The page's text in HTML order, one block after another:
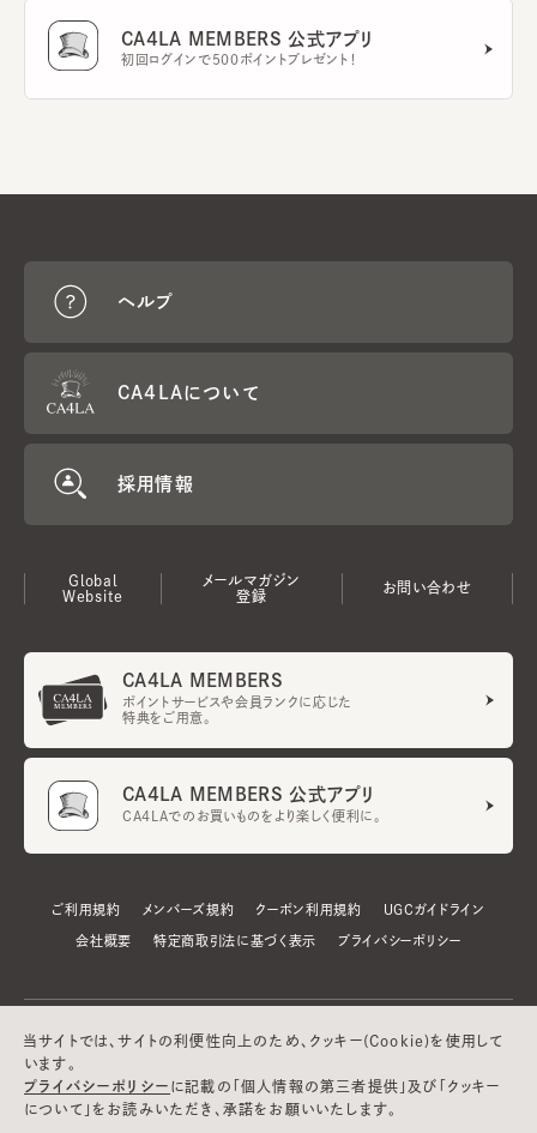
CA4LA MEMBERS 公式アプリ
初回ログインで500ポイントプレゼント！
ヘルプ
CA4LAについて
採用情報
Global
Website
メールマガジン
登録
お問い合わせ
CA4LA MEMBERS
ポイントサービスや会員ランクに応じた
特典をご用意。
CA4LA MEMBERS 公式アプリ
CA4LAでのお買いものをより楽しく便利に。
ご利用規約 メンバーズ規約 クーポン利用規約 UGCガイドライン
会社概要 特定商取引法に基づく表示 プライバシーポリシー
当サイトでは、サイトの利便性向上のため、クッキー(Cookie)を使用して
います。
プライバシーポリシー に記載の「個人情報の第三者提供」及び「クッキー
について」をお読みいただき、承諾をお願いいたします。